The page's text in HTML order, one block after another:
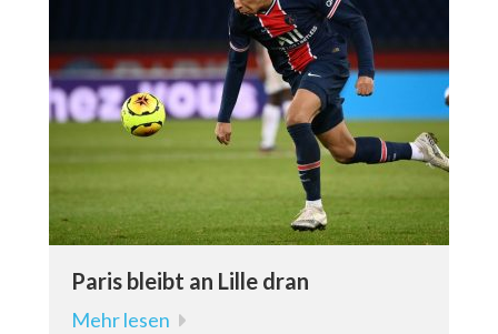
Paris bleibt an Lille dran
Mehr lesen